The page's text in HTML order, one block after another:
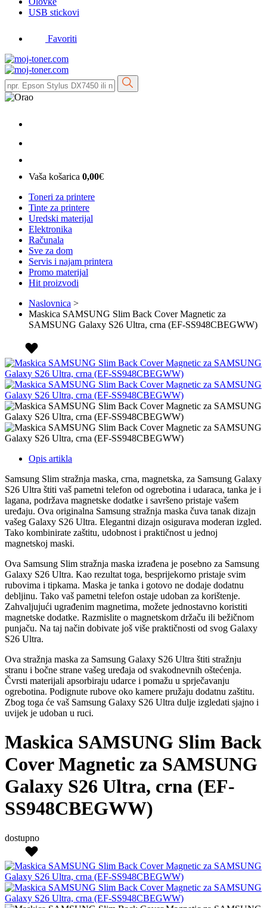
USB stickovi
Favoriti
Vaša košarica 0,00€
Toneri za printere
Tinte za printere
Uredski materijal
Elektronika
Računala
Sve za dom
Servis i najam printera
Promo materijal
Hit proizvodi
Naslovnica >
Maskica SAMSUNG Slim Back Cover Magnetic za
SAMSUNG Galaxy S26 Ultra, crna (EF-SS948CBEGWW)
Opis artikla
Samsung Slim stražnja maska, crna, magnetska, za Samsung Galaxy
S26 Ultra štiti vaš pametni telefon od ogrebotina i udaraca, tanka je i
lagana, podržava magnetske dodatke i savršeno pristaje vašem
uređaju. Ova originalna Samsung stražnja maska čuva tanak dizajn
vašeg Galaxy S26 Ultra. Elegantni dizajn osigurava moderan izgled.
Tako kombinirate zaštitu, udobnost i praktičnost u jednoj
magnetskoj maski.
Ova Samsung Slim stražnja maska izrađena je posebno za Samsung
Galaxy S26 Ultra. Kao rezultat toga, besprijekorno pristaje svim
rubovima i tipkama. Maska je tanka i gotovo ne dodaje dodatnu
debljinu. Tako vaš pametni telefon ostaje udoban za korištenje.
Zahvaljujući ugrađenim magnetima, možete jednostavno koristiti
magnetske dodatke. Razmislite o magnetskom držaču ili bežičnom
punjaču. Na taj način dobivate još više praktičnosti od svog Galaxy
S26 Ultra.
Ova stražnja maska za Samsung Galaxy S26 Ultra štiti stražnju
stranu i bočne strane vašeg uređaja od svakodnevnih oštećenja.
Čvrsti materijali apsorbiraju udarce i pomažu u sprječavanju
ogrebotina. Podignute rubove oko kamere pružaju dodatnu zaštitu.
Zbog toga će vaš Samsung Galaxy S26 Ultra dulje izgledati sjajno i
uvijek je udoban u ruci.
Maskica SAMSUNG Slim Back
Cover Magnetic za SAMSUNG
Galaxy S26 Ultra, crna (EF-
SS948CBEGWW)
dostupno